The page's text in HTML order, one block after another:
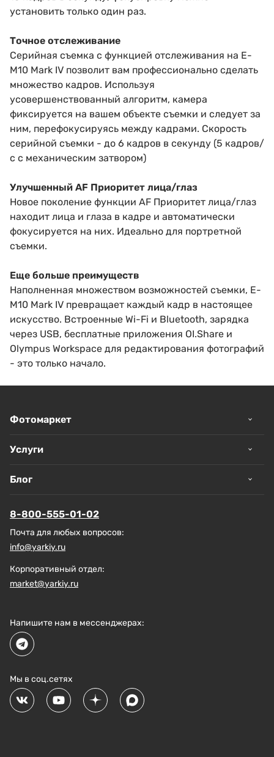
установить только один раз.
Точное отслеживание
Серийная съемка с функцией отслеживания на E-
M10 Mark IV позволит вам профессионально сделать
множество кадров. Используя
усовершенствованный алгоритм, камера
фиксируется на вашем объекте съемки и следует за
ним, перефокусируясь между кадрами. Скорость
серийной съемки - до 6 кадров в секунду (5 кадров/
с с механическим затвором)
Улучшенный AF Приоритет лица/глаз
Новое поколение функции AF Приоритет лица/глаз
находит лица и глаза в кадре и автоматически
фокусируется на них. Идеально для портретной
съемки.
Еще больше преимуществ
Наполненная множеством возможностей съемки, E-
M10 Mark IV превращает каждый кадр в настоящее
искусство. Встроенные Wi-Fi и Bluetooth, зарядка
через USB, бесплатные приложения OI.Share и
Olympus Workspace для редактирования фотографий
- это только начало.
Фотомаркет
Услуги
Блог
8-800-555-01-02
Почта для любых вопросов:
info@yarkiy.ru
Корпоративный отдел:
market@yarkiy.ru
Напишите нам в мессенджерах:
Мы в соц.сетях